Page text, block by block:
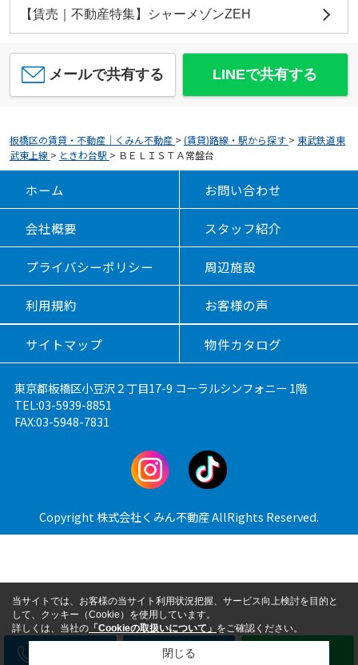
【賃売｜不動産特集】シャーメゾンZEH
メールで共有する LINEで共有する
板橋区の賃貸・不動産｜くみん不動産 > (賃貸)路線・駅から探す > 東武鉄道東
武東上線 > ときわ台駅 > ＢＥＬＩＳＴＡ常盤台
ホーム お問い合わせ
会社概要 スタッフ紹介
プライバシーポリシー 周辺施設
利用規約 お客様の声
サイトマップ 物件カタログ
東京都板橋区小豆沢２丁目17-9 コーラルシンフォニー 1階
TEL:03-5939-8851
FAX:03-5948-7831
Copyright 株式会社くみん不動産 AllRights Reserved.
メール
当サイトでは、お客様の当サイト利用状況把握、サービス向上検討を目的と
して、クッキー（Cookie）を使用しています。
詳しくは、当社の 「Cookieの取扱いについて」 をご確認ください。
閉じる